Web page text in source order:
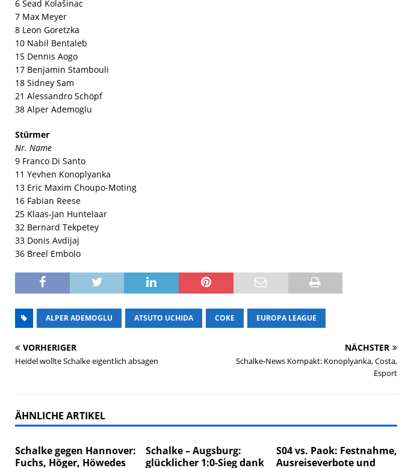
6 Sead Kolašinac
7 Max Meyer
8 Leon Goretzka
10 Nabil Bentaleb
15 Dennis Aogo
17 Benjamin Stambouli
18 Sidney Sam
21 Alessandro Schöpf
38 Alper Ademoglu
Stürmer
Nr. Name
9 Franco Di Santo
11 Yevhen Konoplyanka
13 Eric Maxim Choupo-Moting
16 Fabian Reese
25 Klaas-Jan Huntelaar
32 Bernard Tekpetey
33 Donis Avdijaj
36 Breel Embolo
ALPER ADEMOGLU ATSUTO UCHIDA COKE EUROPA LEAGUE
VORHERIGER
Heidel wollte Schalke eigentlich absagen
NÄCHSTER
Schalke-News Kompakt: Konoplyanka, Costa,
Esport
ÄHNLICHE ARTIKEL
Schalke gegen Hannover:
Fuchs, Höger, Höwedes
Schalke – Augsburg:
glücklicher 1:0-Sieg dank
S04 vs. Paok: Festnahme,
Ausreiseverbote und